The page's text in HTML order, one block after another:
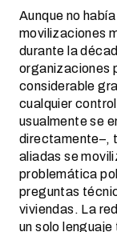
Aunque no
movilizaciones
durante la
organizaciones
considerable
cualquier
usualmente se
directamente–,
aliadas se
problemática
preguntas
viviendas. La
un solo